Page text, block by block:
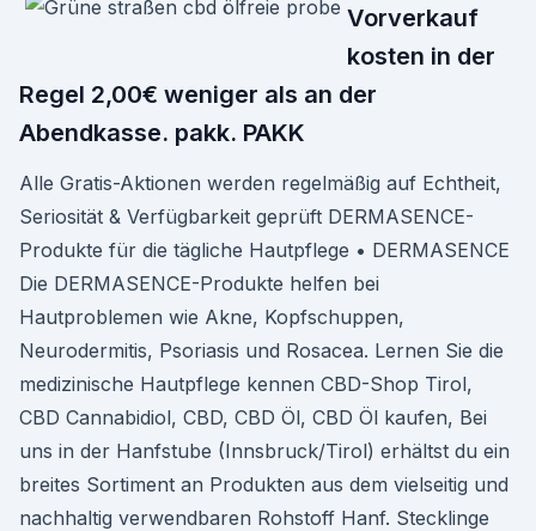
Vorverkauf
kosten in der
Regel 2,00€ weniger als an der
Abendkasse. pakk. PAKK
Alle Gratis-Aktionen werden regelmäßig auf Echtheit,
Seriosität & Verfügbarkeit geprüft DERMASENCE-
Produkte für die tägliche Hautpflege • DERMASENCE
Die DERMASENCE-Produkte helfen bei
Hautproblemen wie Akne, Kopfschuppen,
Neurodermitis, Psoriasis und Rosacea. Lernen Sie die
medizinische Hautpflege kennen CBD-Shop Tirol,
CBD Cannabidiol, CBD, CBD Öl, CBD Öl kaufen, Bei
uns in der Hanfstube (Innsbruck/Tirol) erhältst du ein
breites Sortiment an Produkten aus dem vielseitig und
nachhaltig verwendbaren Rohstoff Hanf. Stecklinge